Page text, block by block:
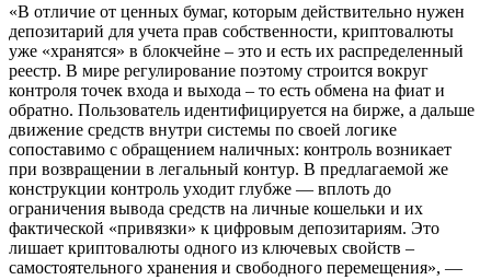
«В отличие от ценных бумаг, которым действительно нужен
депозитарий для учета прав собственности, криптовалюты
уже «хранятся» в блокчейне – это и есть их распределенный
реестр. В мире регулирование поэтому строится вокруг
контроля точек входа и выхода – то есть обмена на фиат и
обратно. Пользователь идентифицируется на бирже, а дальше
движение средств внутри системы по своей логике
сопоставимо с обращением наличных: контроль возникает
при возвращении в легальный контур. В предлагаемой же
конструкции контроль уходит глубже — вплоть до
ограничения вывода средств на личные кошельки и их
фактической «привязки» к цифровым депозитариям. Это
лишает криптовалюты одного из ключевых свойств –
самостоятельного хранения и свободного перемещения», —